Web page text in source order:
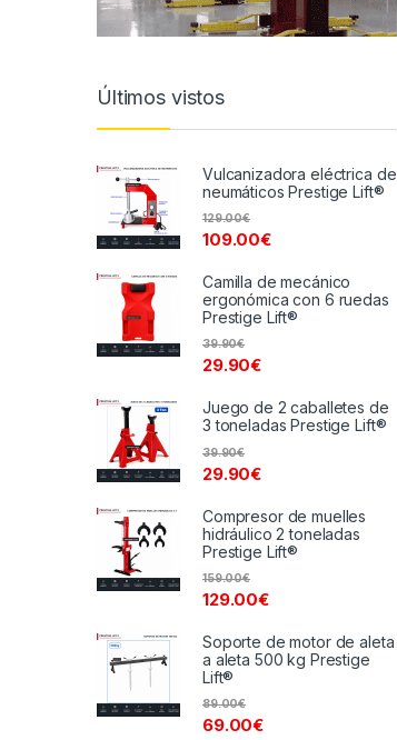
Últimos vistos
Vulcanizadora eléctrica de
neumáticos Prestige Lift®
109.00€
129.00€
Camilla de mecánico
ergonómica con 6 ruedas
Prestige Lift®
29.90€
39.90€
Juego de 2 caballetes de
3 toneladas Prestige Lift®
29.90€
39.90€
Compresor de muelles
hidráulico 2 toneladas
Prestige Lift®
129.00€
159.00€
Soporte de motor de aleta
a aleta 500 kg Prestige
Lift®
69.00€
89.00€